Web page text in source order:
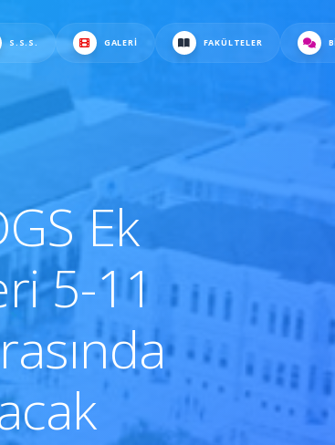
S.S.S. GALERI FAKÜLTELER
Ek
5-11